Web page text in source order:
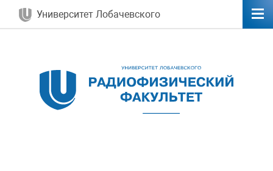
Университет Лобачевского